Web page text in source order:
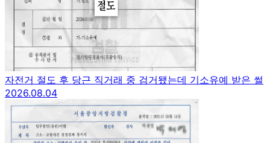
자전거 절도 후 당근 직거래 중 검거됐는데 기소유예 받은 썰
2026.08.04